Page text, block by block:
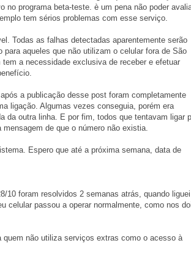
programa beta-teste. è um pena não poder
tem sérios problemas com esse serviço.
Todas as falhas detectadas aparentemente serão
aqueles que não utilizam o celular fora de São
a necessidade exclusiva de receber e efetuar
a publicação desse post foram completamente
ligação. Algumas vezes conseguia, porém era
da outra linha. E por fim, todos que tentavam ligar
de que o número não existia.
Espero que até a próxima semana, data de
10 foram resolvidos 2 semanas atrás, quando liguei
celular passou a operar normalmente, como nos
não utiliza serviços extras como o acesso à